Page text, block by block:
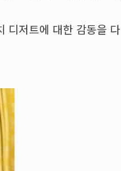
디저트에 대한 감동을 다